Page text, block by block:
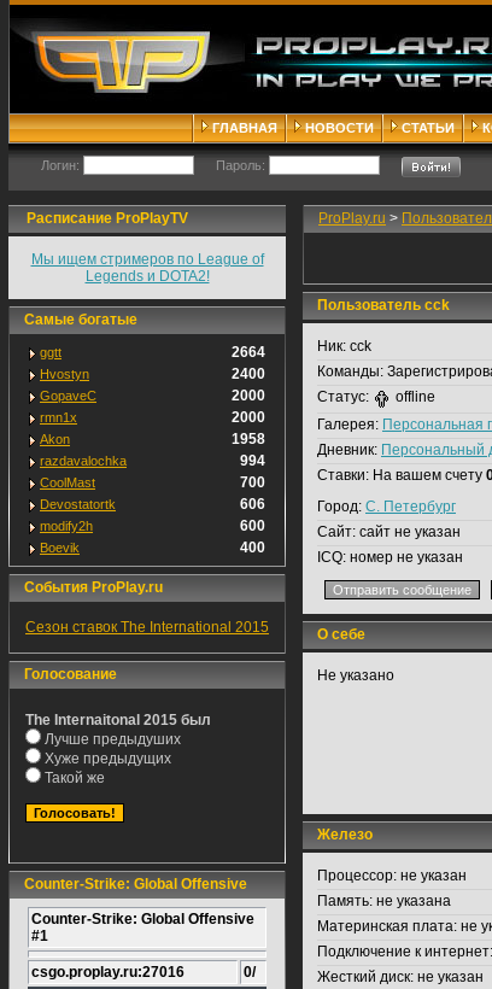
ГЛАВНАЯ НОВОСТИ СТАТЬИ
Логин: Пароль:
Расписание ProPlayTV
Мы ищем стримеров по League of
Legends и DOTA2!
Самые богатые
ggtt 2664
Hvostyn 2400
GopaveC 2000
rmn1x 2000
Akon 1958
razdavalochka 994
CoolMast 700
Devostatortk 606
modify2h 600
Boevik 400
События ProPlay.ru
Сезон ставок The International 2015
Голосование
The Internaitonal 2015 был
Лучше предыдуших
Хуже предыдущих
Такой же
Counter-Strike: Global Offensive
Counter-Strike: Global Offensive
#1
csgo.proplay.ru:27016 0/
ProPlay.ru >
Пользователь cck
Ник: cck
Команды:
Статус:
offline
Галерея: Персональная
Дневник: Персональный
Ставки: На вашем счету
Город: С. Петербург
Сайт: сайт не указан
ICQ: номер не указан
О себе
Не указано
Железо
Процессор: не указан
Память: не указана
Материнская плата: не
Подключение к интернет:
Жесткий диск: не указан